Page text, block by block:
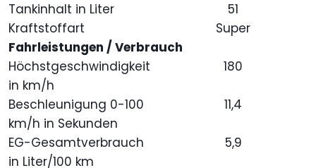
Tankinhalt in Liter
51
Kraftstoffart
Super
Fahrleistungen / Verbrauch
Höchstgeschwindigkeit
in km/h
180
Beschleunigung 0-100
km/h in Sekunden
11,4
EG-Gesamtverbrauch
in Liter/100 km
5,9